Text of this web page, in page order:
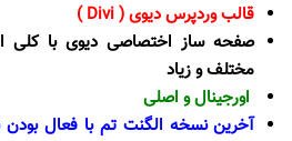
قالب وردپرس دیوی ( Divi )
صفحه ساز اختصاصی دیوی با کلی
مختلف و زیاد
اورجینال و اصلی
آخرین نسخه الگنت تم با فعال